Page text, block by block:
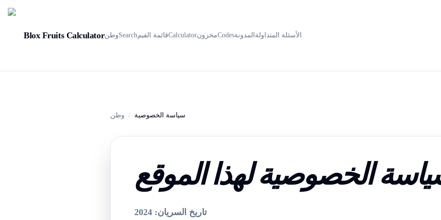
Blox Fruits CalculatorوطنSearchقائمة القيمCalculatorمخزونCodesالمدونة الأسئلة المتداولة
وطن / سياسة الخصوصية
الخصوصية لهذا الموقع
تاريخ السريان: 2024